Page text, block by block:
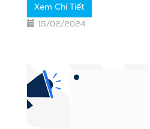
Xem Chi Tiết
15/02/2024